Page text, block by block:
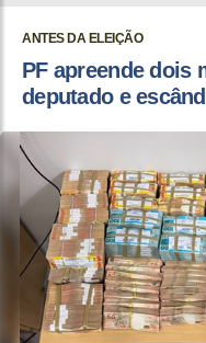
ANTES DA ELEIÇÃO
PF apreende dois
deputado e